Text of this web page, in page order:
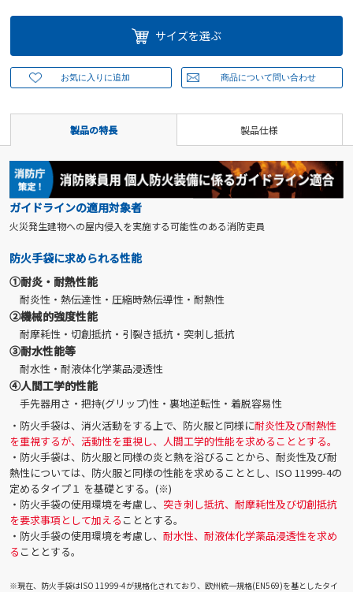
サイズを選ぶ
製品の特長 製品仕様
ガイドラインの適用対象者
火災発生建物への屋内侵入を実施する可能性のある消防吏員
防火手袋に求められる性能
①耐炎・耐熱性能
耐炎性・熱伝達性・圧縮時熱伝導性・耐熱性
②機械的強度性能
耐摩耗性・切創抵抗・引裂き抵抗・突刺し抵抗
③耐水性能等
耐水性・耐液体化学薬品浸透性
④人間工学的性能
手先器用さ・把持(グリップ)性・裏地逆転性・着脱容易性
・防火手袋は、消火活動をする上で、防火服と同様に耐炎性及び耐熱性
を重視するが、活動性を重視し、人間工学的性能を求めることとする。
・防火手袋は、防火服と同様の炎と熱を浴びることから、耐炎性及び耐
熱性については、防火服と同様の性能を求めることとし、ISO 11999-4の
定めるタイプ１ を基礎とする。(※)
・防火手袋の使用環境を考慮し、 突き刺し抵抗、耐摩耗性及び切創抵抗
を要求事項として加える こととする。
・防火手袋の使用環境を考慮し、 耐水性、耐液体化学薬品浸透性を求め
る こととする。
※現在、防火手袋はISO 11999-4が規格化されており、欧州統一規格(EN569)を基としたタイ